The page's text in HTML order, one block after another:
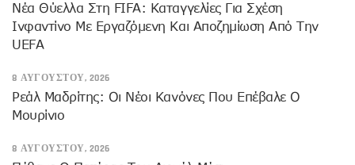
Νέα Θύελλα Στη FIFA: Καταγγελίες Για Σχέση
Ινφαντίνο Με Εργαζόμενη Και Αποζημίωση Από Την
UEFA
8 ΑΥΓΟΎΣΤΟΥ, 2026
Ρεάλ Μαδρίτης: Οι Νέοι Κανόνες Που Επέβαλε Ο
Μουρίνιο
8 ΑΥΓΟΎΣΤΟΥ, 2026